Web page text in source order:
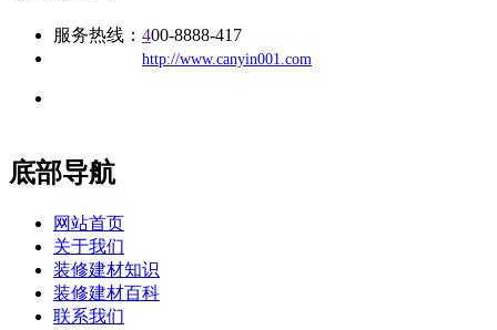
服务热线： 400-8888-417
http://www.canyin001.com
底部导航
网站首页
关于我们
装修建材知识
装修建材百科
联系我们